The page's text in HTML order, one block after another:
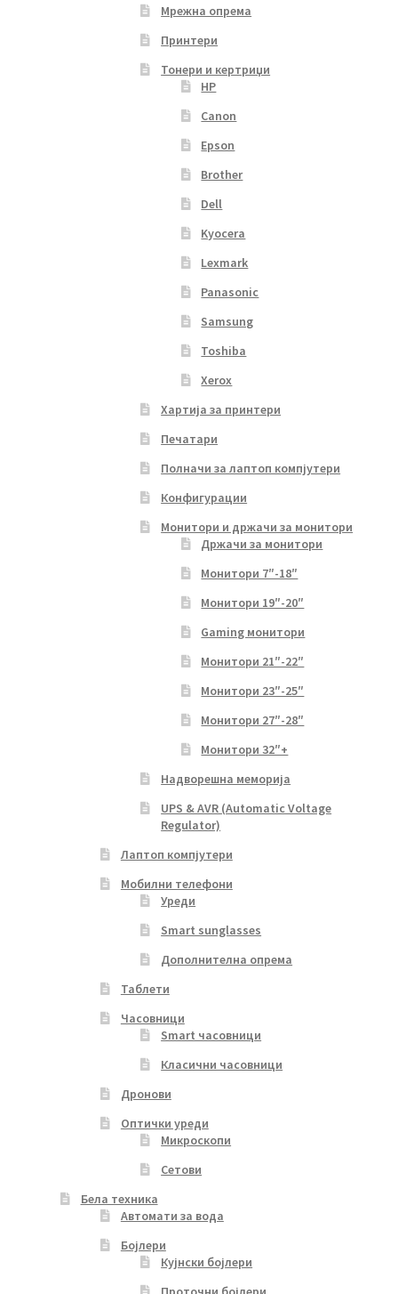
Мрежна опрема
Принтери
Тонери и кертриџи
HP
Canon
Epson
Brother
Dell
Kyocera
Lexmark
Panasonic
Samsung
Toshiba
Xerox
Хартија за принтери
Печатари
Полначи за лаптоп компјутери
Конфигурации
Монитори и држачи за монитори
Држачи за монитори
Монитори 7″-18″
Монитори 19″-20″
Gaming монитори
Монитори 21″-22″
Монитори 23″-25″
Монитори 27″-28″
Монитори 32″+
Надворешна меморија
UPS & AVR (Automatic Voltage
Regulator)
Лаптоп компјутери
Мобилни телефони
Уреди
Smart sunglasses
Дополнителна опрема
Таблети
Часовници
Smart часовници
Класични часовници
Дронови
Оптички уреди
Микроскопи
Сетови
Бела техника
Автомати за вода
Бојлери
Кујнски бојлери